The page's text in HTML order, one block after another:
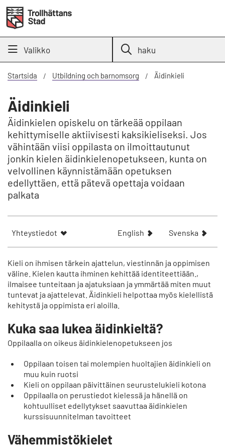
Valikko haku
Startsida Utbildning och barnomsorg Äidinkieli
Äidinkieli
Äidinkielen opiskelu on tärkeää oppilaan
kehittymiselle aktiivisesti kaksikieliseksi. Jos
vähintään viisi oppilasta on ilmoittautunut
jonkin kielen äidinkielenopetukseen, kunta on
velvollinen käynnistämään opetuksen
edellyttäen, että pätevä opettaja voidaan
palkata
Yhteystiedot
S
o
w
t
h
e
a
t
l
i
n
English
V
s
a
a
r
t
p
Svenska
Kieli on ihmisen tärkein ajattelun, viestinnän ja oppimisen
väline. Kielen kautta ihminen kehittää identiteettiään.,
ilmaisee tunteitaan ja ajatuksiaan ja ymmärtää miten muut
tuntevat ja ajattelevat. Äidinkieli helpottaa myös kielellistä
kehitystä ja oppimista eri aloilla.
Kuka saa lukea äidinkieltä?
Oppilaalla on oikeus äidinkielenopetukseen jos
Oppilaan toisen tai molempien huoltajien äidinkieli on
muu kuin ruotsi
Kieli on oppilaan päivittäinen seurustelukieli kotona
Oppilaalla on perustiedot kielessä ja hänellä on
kohtuulliset edellytykset saavuttaa äidinkielen
kurssisuunnitelman tavoitteet
Vähemmistökielet